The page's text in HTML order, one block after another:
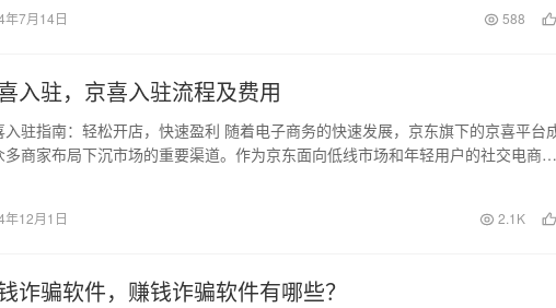
年7月14日 588
入驻，京喜入驻流程及费用
入驻指南：轻松开店，快速盈利 随着电子商务的快速发展，京东旗下的京喜平台
多商家布局下沉市场的重要渠道。作为京东面向低线市场和年轻用户的社交电商平
年12月1日 2.1K
诈骗软件，赚钱诈骗软件有哪些？